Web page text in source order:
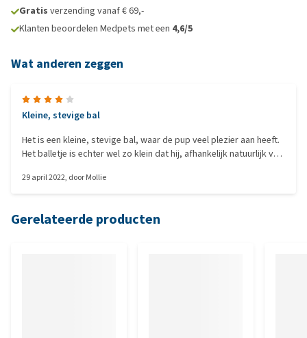
Gratis verzending vanaf € 69,-
Klanten beoordelen Medpets met een 4,6/5
Wat anderen zeggen
Kleine, stevige bal
Het is een kleine, stevige bal, waar de pup veel plezier aan heeft.
Het balletje is echter wel zo klein dat hij, afhankelijk natuurlijk van
kasten rolt en daarom raak je hem zeer makkelijk kwijt.
29 april 2022, doorMollie
Gerelateerde producten